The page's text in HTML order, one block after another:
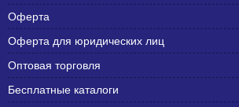
Оферта
Оферта для юридических лиц
Оптовая торговля
Бесплатные каталоги